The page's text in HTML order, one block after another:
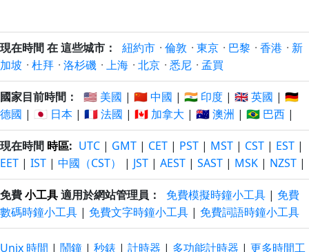
202 日
以前
16/1/2026
202 日
以後
24/2/2027
203 日
以前
15/1/2026
203 日
以後
25/2/2027
204 日
以前
14/1/2026
204 日
以後
26/2/2027
205 日
以前
13/1/2026
205 日
以後
27/2/2027
12/1/2026 28/2/2027
現在時間 在 這些城市： 紐約市 · 倫敦 · 東京 · 巴黎 · 香港 · 新
加坡 · 杜拜 · 洛杉磯 · 上海 · 北京 · 悉尼 · 孟買
國家目前時間： 🇺🇸 美國 | 🇨🇳 中國 | 🇮🇳 印度 | 🇬🇧 英國 | 🇩🇪
德國 | 🇯🇵 日本 | 🇫🇷 法國 | 🇨🇦 加拿大 | 🇦🇺 澳洲 | 🇧🇷 巴西 |
現在時間 時區: UTC | GMT | CET | PST | MST | CST | EST |
EET | IST | 中國（CST） | JST | AEST | SAST | MSK | NZST |
免費小工具適用於網站管理員： 免費模擬時鐘小工具 | 免費
數碼時鐘小工具 | 免費文字時鐘小工具 | 免費詞語時鐘小工具
Unix 時間 | 鬧鐘 | 秒錶 | 計時器 | 多功能計時器 | 更多時間工